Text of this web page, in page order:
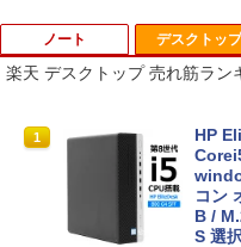
ノート
1
【楽
デル
語キ
ws11
ワイ
50 メ
デスクトッ
楽天 デスクトップ 売れ筋ラン
1
HP
コン
B /
S 選